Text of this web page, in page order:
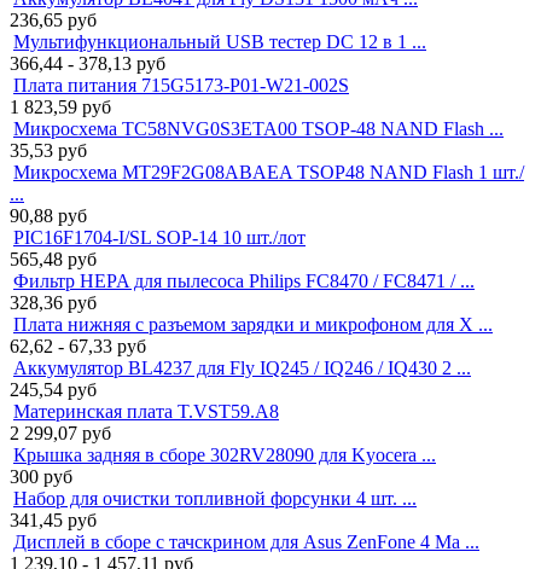
236,65 руб
Мультифункциональный USB тестер DC 12 в 1 ...
366,44 - 378,13 руб
Плата питания 715G5173-P01-W21-002S
1 823,59 руб
Микросхема TC58NVG0S3ETA00 TSOP-48 NAND Flash ...
35,53 руб
Микросхема MT29F2G08ABAEA TSOP48 NAND Flash 1 шт./
...
90,88 руб
PIC16F1704-I/SL SOP-14 10 шт./лот
565,48 руб
Фильтр HEPA для пылесоса Philips FC8470 / FC8471 / ...
328,36 руб
Плата нижняя с разъемом зарядки и микрофоном для X ...
62,62 - 67,33 руб
Аккумулятор BL4237 для Fly IQ245 / IQ246 / IQ430 2 ...
245,54 руб
Материнская плата T.VST59.A8
2 299,07 руб
Крышка задняя в сборе 302RV28090 для Kyocera ...
300 руб
Набор для очистки топливной форсунки 4 шт. ...
341,45 руб
Дисплей в сборе с тачскрином для Asus ZenFone 4 Ma ...
1 239,10 - 1 457,11 руб